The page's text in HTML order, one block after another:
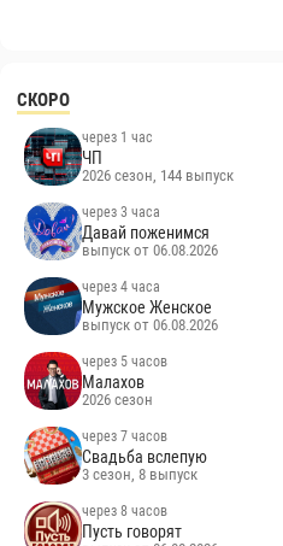
СКОРО
через 1 час
ЧП
2026 сезон, 144 выпуск
через 3 часа
Давай поженимся
выпуск от 06.08.2026
через 4 часа
Мужское Женское
выпуск от 06.08.2026
через 5 часов
Малахов
2026 сезон
через 7 часов
Свадьба вслепую
3 сезон, 8 выпуск
через 8 часов
Пусть говорят